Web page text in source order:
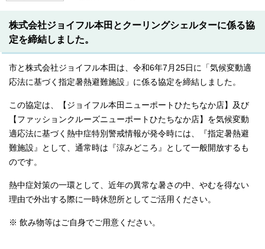
株式会社ジョイフル本田とクーリングシェルターに係る協
定を締結しました。
市と株式会社ジョイフル本田は、令和6年7月25日に「気候変動適
応法に基づく指定暑熱避難施設」に係る協定を締結しました。
この協定は、【ジョイフル本田ニューポートひたちなか店】及び
【ファッションクルーズニューポートひたちなか店】を気候変動
適応法に基づく熱中症特別警戒情報が発令時には、『指定暑熱避
難施設』として、通常時は『涼みどころ』として一般開放するも
のです。
熱中症対策の一環として、近年の異常な暑さの中、やむを得ない
理由で外出する際に一時休憩所としてご活用ください。
※ 飲み物等はご自身でご用意ください。